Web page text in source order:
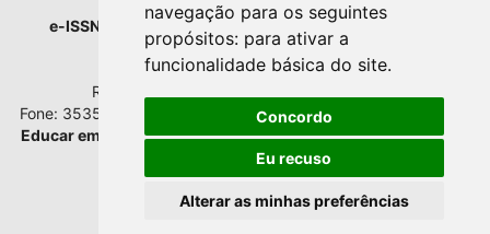
navegação para os seguintes
propósitos: para ativar a
funcionalidade básica do site.
Concordo
Eu recuso
Alterar as minhas preferências
e-ISSN : 1984-0411 | Prefixo DOI : 10.1590 | Qualis
Universidade Federal do Paraná
Setor de Educação - Campus Rebouças
Rua Rockefeller, nº 57, 2.º andar - Sala 202
Fone: 3535-6207 | Bairro: Rebouças | Curitiba - Paraná - Brasil
Educar em Revistaesta licenciada comCreative Commons BY
Atribuição 4.0 Internacional.